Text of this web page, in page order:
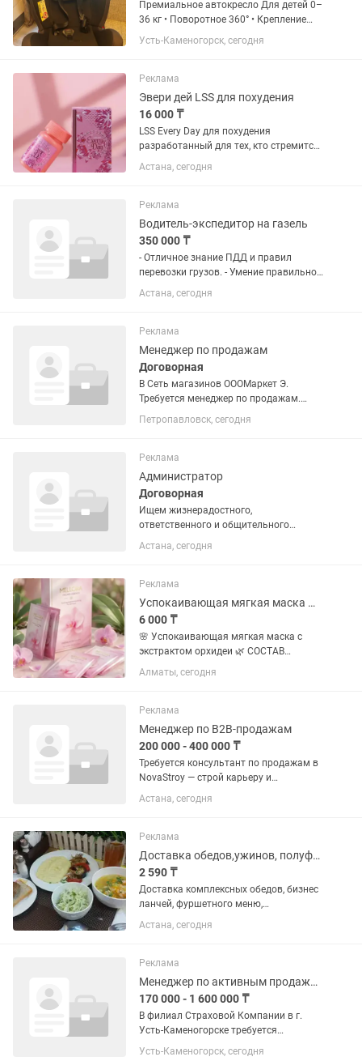
Премиальное автокресло Для детей 0–
36 кг • Поворотное 360° • Крепление
ISOFIX • Регулируемый наклон спинки и
Усть-Каменогорск, сегодня
Реклама
Эвери дей LSS для похудения
16 000 ₸
LSS Every Day для похудения
разработанный для тех, кто стремится
к стройной и подтянутой фигуре.
Уникальная формула, обогащенная
корраллумы, ананаса и гуараны,...
Астана, сегодня
Реклама
Водитель-экспедитор на газель
350 000 ₸
- Отличное знание ПДД и правил
перевозки грузов. - Умение правильно
работать с товаросопроводительной
документацией (путевые листы, акты
доверенности). - Хорошее...
Астана, сегодня
Реклама
Менеджер по продажам
Договорная
В Сеть магазинов ОООМаркет Э.
Требуется менеджер по продажам.
Возраст с 18 лет. Работа будет
проходить в онлайн режиме.
Петропавловск, сегодня
Реклама
Администратор
Договорная
Ищем жизнерадостного,
ответственного и общительного
администратора, который станет
лицом и душой нашей студии!
танцевальных студий для детей и
взрослых. Мы создаем...
Астана, сегодня
Реклама
Успокаивающая мягкая маска Маска Mellora
6 000 ₸
🌸 Успокаивающая мягкая маска с
экстрактом орхидеи 🌿 СОСТАВ
Основные компоненты: Вода Глицерин
Пропиленгликоль Экстракт спирулины
гидроксиацетофенон ...
Алматы, сегодня
Реклама
Менеджер по B2B-продажам
200 000 - 400 000 ₸
Требуется консультант по продажам в
NovaStroy — строй карьеру и
зарабатывай 📍 Город: Астана 📍
Адрес: ул. Нажимеденова 34 (угол
18:00 💰 Доход в среднем: от 200 000...
Астана, сегодня
Реклама
Доставка обедов,ужинов, полуфабрикатов.
2 590 ₸
Доставка комплексных обедов, бизнес
ланчей, фуршетного меню,
полуфабрикатов. Работаем с
компаниями и физ.лицами. Вкусно, по-
Астана, сегодня
Реклама
Менеджер по активным продажам
170 000 - 1 600 000 ₸
В филиал Страховой Компании в г.
Усть-Каменогорске требуется
менеджер по работе с юридическими
Усть-Каменогорск, сегодня